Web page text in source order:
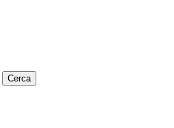
Cerca